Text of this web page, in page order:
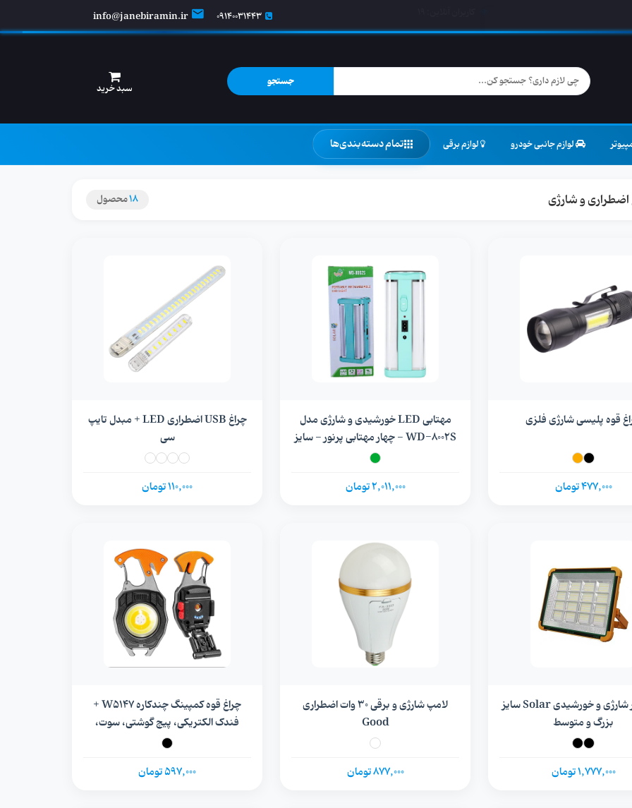
09140031443
info@janebiramin.ir
جستجو
سبد خرید
لوازم جانبی خودرو لوازم برقی تمام دسته‌بندی‌ها
اضطراری و شارژی 18محصول
قوه پلیسی شارژی فلزی
477,000 تومان
مهتابی LED خورشیدی و شارژی مدل
WD-8002S - چهار مهتابی پرنور - سایز
بزرگ
2,011,000 تومان
چراغ USB اضطراری LED + مبدل تایپ
سی
110,000 تومان
پروژکتور شارژی و خورشیدی Solar سایز
بزرگ و متوسط
1,777,000 تومان
لامپ شارژی و برقی 30 وات اضطراری
Good
877,000 تومان
چراغ قوه کمپینگ چندکاره W5147 +
فندک الکتریکی، پیچ گوشتی، سوت،
نوشابه بازکن، کاتر و...
597,000 تومان